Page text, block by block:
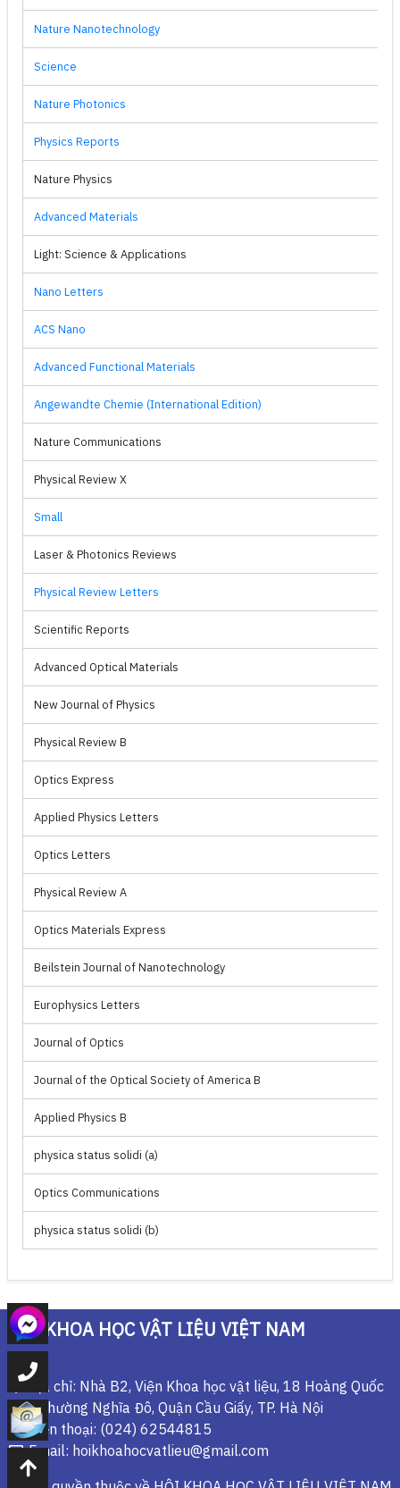
Nature Nanotechnology
Science
Nature Photonics
Physics Reports
Nature Physics
Advanced Materials
Light: Science & Applications
Nano Letters
ACS Nano
Advanced Functional Materials
Angewandte Chemie (International Edition)
Nature Communications
Physical Review X
Small
Laser & Photonics Reviews
Physical Review Letters
Scientific Reports
Advanced Optical Materials
New Journal of Physics
Physical Review B
Optics Express
Applied Physics Letters
Optics Letters
Physical Review A
Optics Materials Express
Beilstein Journal of Nanotechnology
Europhysics Letters
Journal of Optics
Journal of the Optical Society of America B
Applied Physics B
physica status solidi (a)
Optics Communications
physica status solidi (b)
HỘI KHOA HỌC VẬT LIỆU VIỆT NAM
Địa chỉ: Nhà B2, Viện Khoa học vật liệu, 18 Hoàng Quốc
Việt, Phường Nghĩa Đô, Quận Cầu Giấy, TP. Hà Nội
Điện thoại: (024) 62544815
Email: hoikhoahocvatlieu@gmail.com